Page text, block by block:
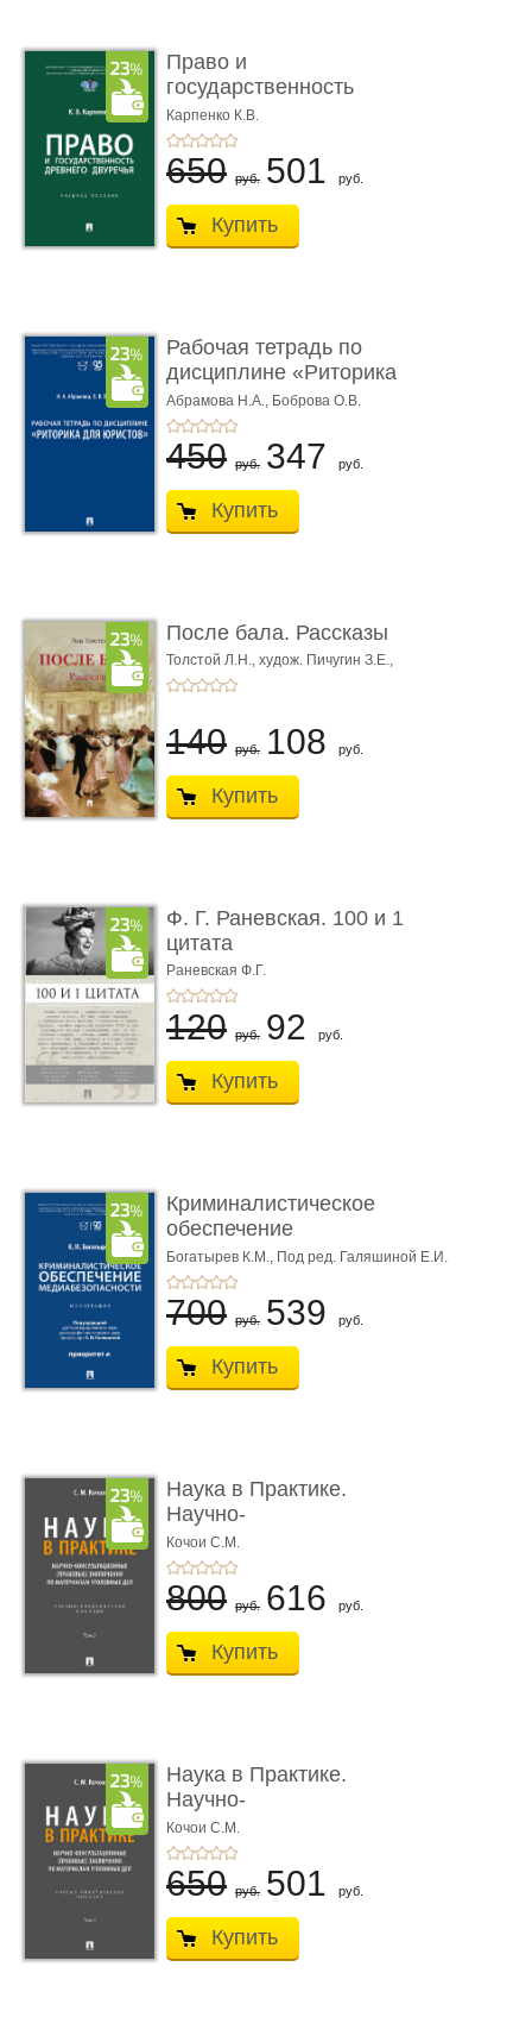
Право и
государственность
Древнего Двуречья. �
...
Карпенко К.В.
650 руб. 501 руб.
Купить
Рабочая тетрадь по
дисциплине «Риторика
для ю� ...
Абрамова Н.А., Боброва О.В.
450 руб. 347 руб.
Купить
После бала. Рассказы
Толстой Л.Н., худож. Пичугин З.Е.,
худож. Лебедев А.И.,
140 руб. 108 руб.
Купить
Ф. Г. Раневская. 100 и 1
цитата
Раневская Ф.Г.
120 руб. 92 руб.
Купить
Криминалистическое
обеспечение
медиабезопас� ...
Богатырев К.М., Под ред. Галяшиной Е.И.
700 руб. 539 руб.
Купить
Наука в Практике.
Научно-
консультационные (пра
...
Кочои С.М.
800 руб. 616 руб.
Купить
Наука в Практике.
Научно-
консультационные (пра
...
Кочои С.М.
650 руб. 501 руб.
Купить